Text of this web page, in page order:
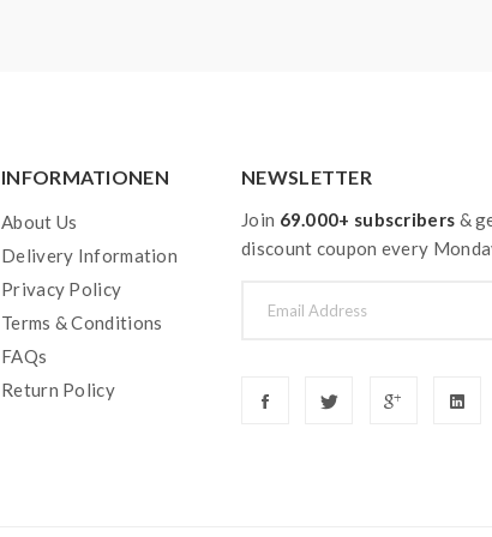
INFORMATIONEN
About Us
Delivery Information
Privacy Policy
Terms & Conditions
FAQs
Return Policy
NEWSLETTER
Join 69.000+ subscribers &
discount coupon every